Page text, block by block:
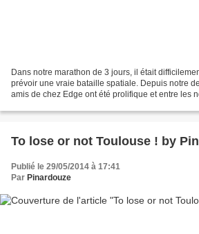
Dans notre marathon de 3 jours, il était
prévoir une vraie bataille spatiale. Depuis notre
amis de chez Edge ont été prolifique et entre les
To lose or not Toulouse ! by
Publié le 29/05/2014 à 17:41
Par Pinardouze